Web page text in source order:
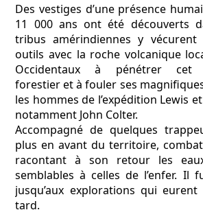
Des vestiges d’une présence
11 000 ans ont été découverts
tribus amérindiennes y
outils avec la roche volcanique
Occidentaux à pénétrer cet
forestier et à fouler ses
les hommes de l’expédition Lewis
notamment John Colter.
Accompagné de quelques
plus en avant du territoire,
racontant à son retour les
semblables à celles de l’enfer. Il
jusqu’aux explorations qui
tard.